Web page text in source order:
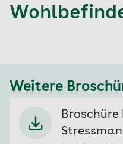
Weitere
Broschüre